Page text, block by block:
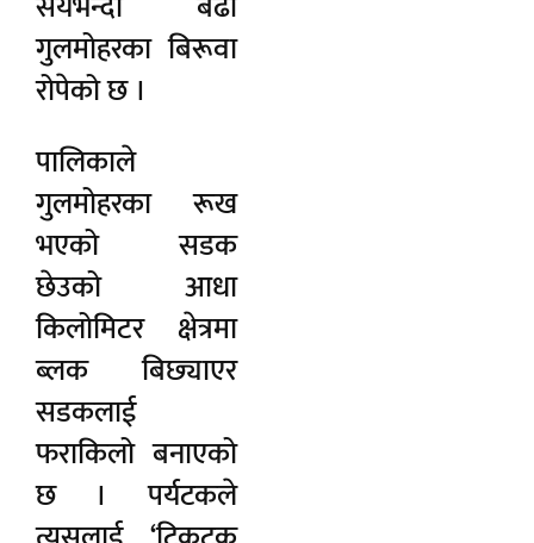
गुलमोहरका बिरूवा
रोपेको छ ।
पालिकाले
गुलमोहरका रूख
भएको सडक
छेउको आधा
किलोमिटर क्षेत्रमा
ब्लक बिछ्याएर
सडकलाई
फराकिलो बनाएको
छ । पर्यटकले